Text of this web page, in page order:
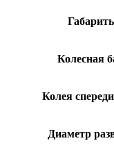
Колесная
Колея
Диаметр